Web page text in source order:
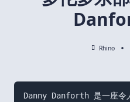
Rhino
Danny Danforth 是一座令